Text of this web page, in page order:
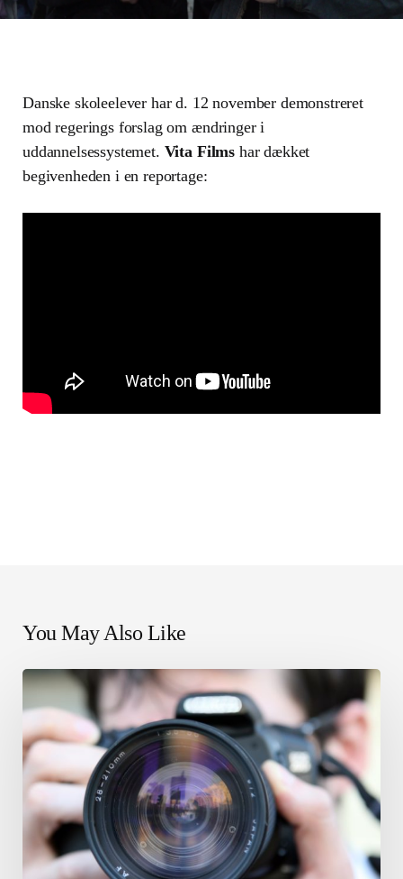
Danske skoleelever har d. 12 november demonstreret
mod regerings forslag om ændringer i
uddannelsessystemet. Vita Films har dækket
begivenheden i en reportage:
You May Also Like
Hvordan
en
video?